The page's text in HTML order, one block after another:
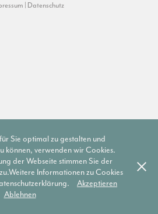
Datenschutz
Sie optimal zu gestalten und
können, verwenden wir Cookies.
der Webseite stimmen Sie der
Informationen zu Cookies
Akzeptieren
Ablehnen